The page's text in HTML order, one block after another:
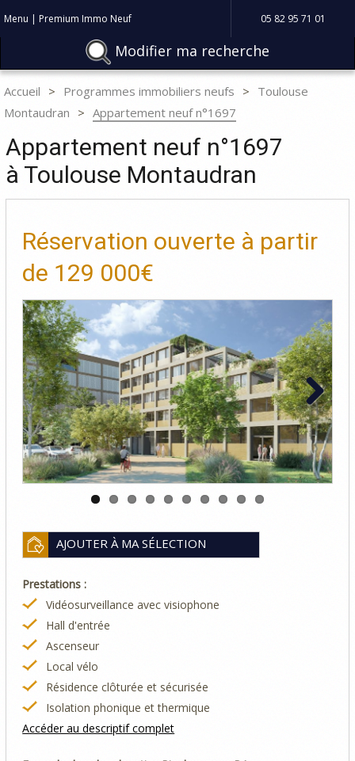
Menu | Premium Immo Neuf 05 82 95 71 01
Modifier ma recherche
Accueil Programmes immobiliers neufs
Toulouse
Montaudran
Appartement neuf n°1697
Appartement neuf n°1697
à Toulouse Montaudran
Réservation ouverte à partir
de 129 000€
Previous Next
AJOUTER À MA SÉLECTION
Prestations :
Vidéosurveillance avec visiophone
Hall d'entrée
Ascenseur
Local vélo
Résidence clôturée et sécurisée
Isolation phonique et thermique
Accéder au descriptif complet